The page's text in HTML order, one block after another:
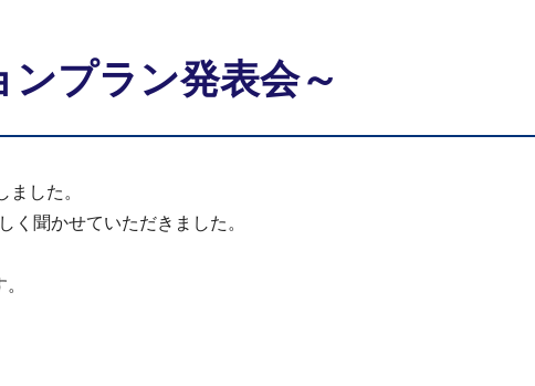
プラン発表会～
した。
く聞かせていただきました。